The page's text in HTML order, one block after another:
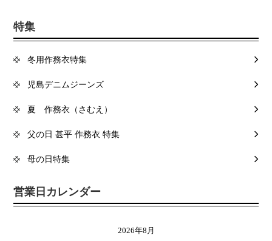
特集
冬用作務衣特集
児島デニムジーンズ
夏 作務衣（さむえ）
父の日 甚平 作務衣 特集
母の日特集
営業日カレンダー
2026年8月